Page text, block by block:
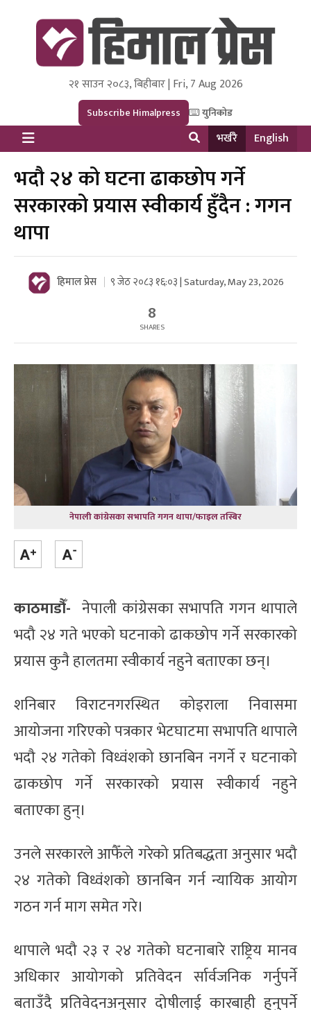
Himal Press
Dot NewsyNepal Media and Research Pvt Ltd.
२१ साउन २०८३, बिहीबार | Fri, 7 Aug 2026
Subscribe Himalpress युनिकोड
भर्खरै English
भदौ २४ को घटना ढाकछोप गर्ने
सरकारको प्रयास स्वीकार्य हुँदैन : गगन
थापा
हिमाल प्रेस ९ जेठ २०८३ १६:०३ | Saturday, May 23, 2026
8
SHARES
नेपाली कांग्रेसका सभापति गगन थापा/फाइल तस्बिर
काठमाडौँ- नेपाली कांग्रेसका सभापति गगन थापाले
भदौ २४ गते भएको घटनाको ढाकछोप गर्ने सरकारको
प्रयास कुनै हालतमा स्वीकार्य नहुने बताएका छन्।
शनिबार विराटनगरस्थित कोइराला निवासमा
आयोजना गरिएको पत्रकार भेटघाटमा सभापति थापाले
भदौ २४ गतेको विध्वंशको छानबिन नगर्ने र घटनाको
ढाकछोप गर्ने सरकारको प्रयास स्वीकार्य नहुने
बताएका हुन्।
उनले सरकारले आफैँले गरेको प्रतिबद्धता अनुसार भदौ
२४ गतेको विध्वंशको छानबिन गर्न न्यायिक आयोग
गठन गर्न माग समेत गरे।
थापाले भदौ २३ र २४ गतेको घटनाबारे राष्ट्रिय मानव
अधिकार आयोगको प्रतिवेदन र्सार्वजनिक गर्नुपर्ने
बताउँदै प्रतिवेदनअनुसार दोषीलाई कारबाही हुनुपर्ने